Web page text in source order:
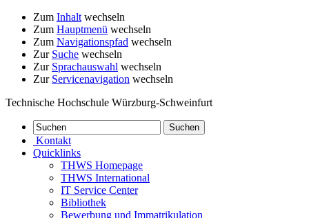
Zum Inhalt wechseln
Zum Hauptmenü wechseln
Zum Navigationspfad wechseln
Zur Suche wechseln
Zur Sprachauswahl wechseln
Zur Servicenavigation wechseln
Technische Hochschule Würzburg-Schweinfurt
Kontakt
Quicklinks
THWS Homepage
THWS International
IT Service Center
Bibliothek
Bewerbung und Immatrikulation